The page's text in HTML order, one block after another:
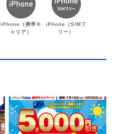
iPhone（携帯キ
ャリア）
iPhone（SIMフ
リー）